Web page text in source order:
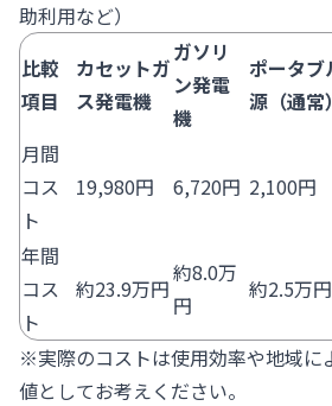
助利用など）
比較
項目
カセットガ
ス発電機
ガソリ
ン発電
機
ポータブ
源（通常）
月間
コス
ト
19,980円 6,720円 2,100円
年間
コス
ト
約23.9万円
約8.0万
円
約2.5万円
※実際のコストは使用効率や地域に
値としてお考えください。